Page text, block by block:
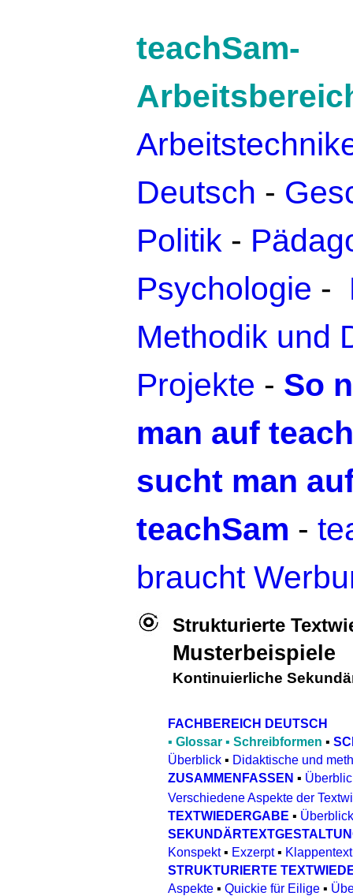
teachSam-
Deutsch -
Politik -
Psychologie -
Methodik und
Projekte - So
man auf
sucht man
teachSam -
braucht
Strukturierte
Musterbeispiele
Kontinuierliche
FACHBEREICH DEUTSCH
▪ Glossar ▪ Schreibformen ▪
Überblick ▪ Didaktische und
ZUSAMMENFASSEN ▪
Verschiedene Aspekte der
TEXTWIEDERGABE ▪ Überblick
Konspekt ▪ Exzerpt▪ Klappentext
STRUKTURIERTE
Aspekte ▪ Quickie für Eilige ▪